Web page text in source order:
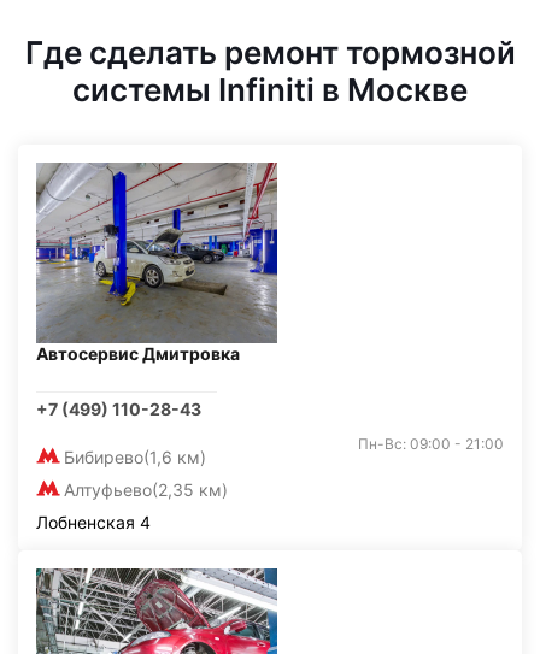
Где сделать ремонт тормозной
системы Infiniti в Москве
Автосервис Дмитровка
+7 (499) 110-28-43
Бибирево(1,6 км)
Алтуфьево(2,35 км)
Пн-Вс: 09:00 - 21:00
Лобненская 4